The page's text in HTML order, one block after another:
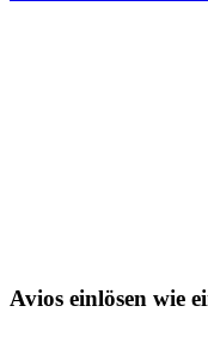
Avios einlösen wie